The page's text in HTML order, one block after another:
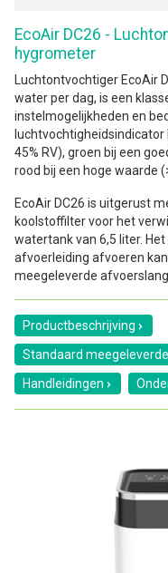
EcoAir DC26 -
hygrometer
Luchtontvochtiger EcoAir
water per dag, is een
instelmogelijkheden en
45% RV), groen bij een
rood bij een hoge waarde
EcoAir DC26 is uitgerust
koolstoffilter voor het
watertank van 6,5 liter.
afvoerleiding afvoeren
meegeleverde afvoerslang
Productbeschrijving
Standaard
Handleidingen